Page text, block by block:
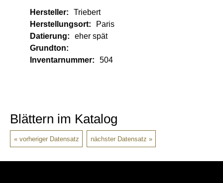
Hersteller:
Triebert
Herstellungsort:
Paris
Datierung:
eher spät
Grundton:
Inventarnummer:
504
Blättern im Katalog
vorheriger Datensatz nächster Datensatz